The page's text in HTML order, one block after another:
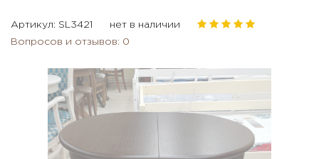
Артикул: SL3421
нет в наличии
Вопросов и отзывов: 0